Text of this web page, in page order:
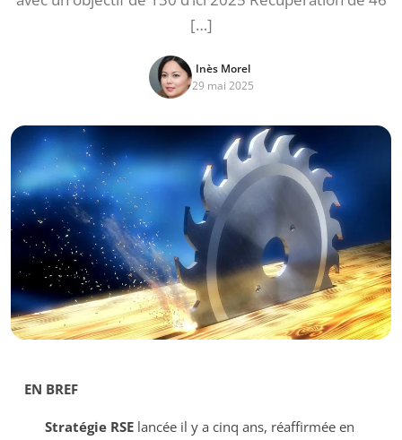
[…]
Inès Morel
29 mai 2025
EN BREF
Stratégie RSElancée il y a cinq ans, réaffirmée en